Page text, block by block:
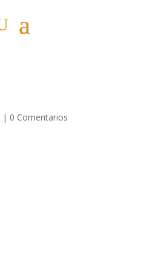
| 0 Comentarios